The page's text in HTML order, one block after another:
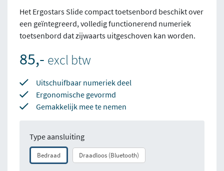
Het Ergostars Slide compact toetsenbord beschikt over
een geïntegreerd, volledig functionerend numeriek
toetsenbord dat zijwaarts uitgeschoven kan worden.
85,- excl btw
Uitschuifbaar numeriek deel
Ergonomische gevormd
Gemakkelijk mee te nemen
Type aansluiting
Bedraad Draadloos (Bluetooth)